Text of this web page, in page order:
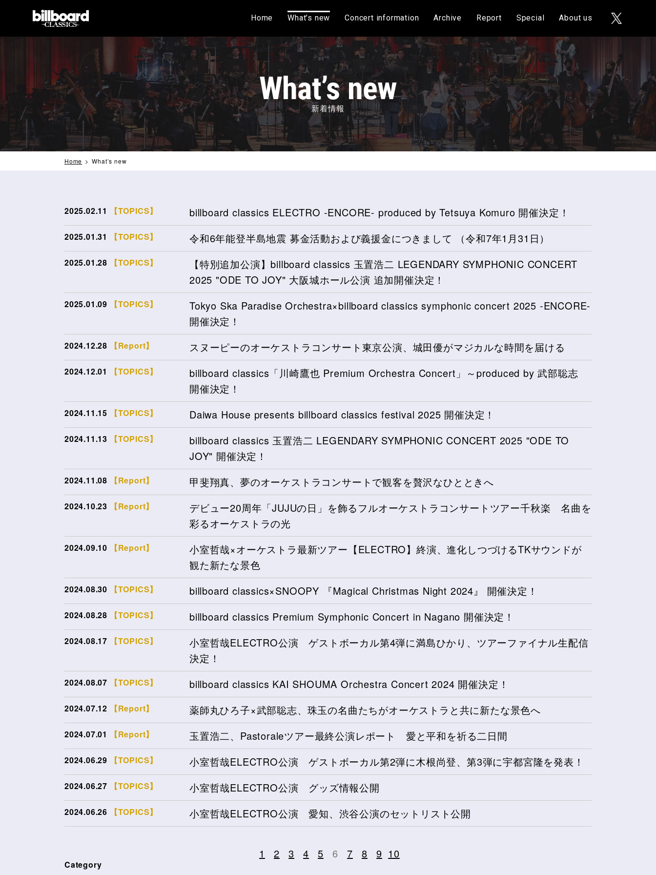
Home What’s new Concert information Archive Report Special About us
新着情報
Home What’s new
2025.02.11 【TOPICS】 billboard classics ELECTRO -ENCORE- produced by Tetsuya Komuro 開催決定！
2025.01.31 【TOPICS】 令和6年能登半島地震 募金活動および義援金につきまして （令和7年1月31日）
2025.01.28 【TOPICS】
【特別追加公演】billboard classics 玉置浩二 LEGENDARY SYMPHONIC CONCERT
2025 "ODE TO JOY" 大阪城ホール公演 追加開催決定！
2025.01.09 【TOPICS】
Tokyo Ska Paradise Orchestra×billboard classics symphonic concert 2025 -ENCORE-
開催決定！
2024.12.28 【Report】 スヌーピーのオーケストラコンサート東京公演、城田優がマジカルな時間を届ける
2024.12.01 【TOPICS】
billboard classics「川崎鷹也 Premium Orchestra Concert」～produced by 武部聡志
開催決定！
2024.11.15 【TOPICS】 Daiwa House presents billboard classics festival 2025 開催決定！
2024.11.13 【TOPICS】
billboard classics 玉置浩二 LEGENDARY SYMPHONIC CONCERT 2025 "ODE TO
JOY" 開催決定！
2024.11.08 【Report】 甲斐翔真、夢のオーケストラコンサートで観客を贅沢なひとときへ
2024.10.23 【Report】
デビュー20周年「JUJUの日」を飾るフルオーケストラコンサートツアー千秋楽 名曲を
彩るオーケストラの光
2024.09.10 【Report】
小室哲哉×オーケストラ最新ツアー【ELECTRO】終演、進化しつづけるTKサウンドが
観た新たな景色
2024.08.30 【TOPICS】 billboard classics×SNOOPY 『Magical Christmas Night 2024』 開催決定！
2024.08.28 【TOPICS】 billboard classics Premium Symphonic Concert in Nagano 開催決定！
2024.08.17 【TOPICS】
小室哲哉ELECTRO公演 ゲストボーカル第4弾に満島ひかり、ツアーファイナル生配信
決定！
2024.08.07 【TOPICS】 billboard classics KAI SHOUMA Orchestra Concert 2024 開催決定！
2024.07.12 【Report】 薬師丸ひろ子×武部聡志、珠玉の名曲たちがオーケストラと共に新たな景色へ
2024.07.01 【Report】 玉置浩二、Pastoraleツアー最終公演レポート 愛と平和を祈る二日間
2024.06.29 【TOPICS】 小室哲哉ELECTRO公演 ゲストボーカル第2弾に木根尚登、第3弾に宇都宮隆を発表！
2024.06.27 【TOPICS】 小室哲哉ELECTRO公演 グッズ情報公開
2024.06.26 【TOPICS】 小室哲哉ELECTRO公演 愛知、渋谷公演のセットリスト公開
1 2 3 4 5 6 7 8 9 10
Category